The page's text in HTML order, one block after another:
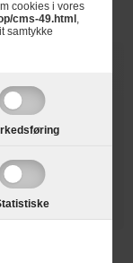
cookies i vores
cms-49.html
samtykke